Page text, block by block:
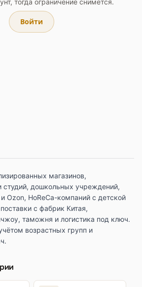
тогда ограничение снимется.
Войти
магазинов,
дошкольных учреждений,
Ozon, HoReCa-компаний с детской
с фабрик Китая,
таможня и логистика под ключ.
возрастных групп и